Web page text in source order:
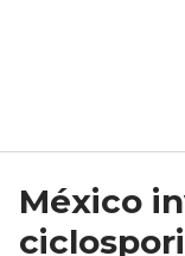
México